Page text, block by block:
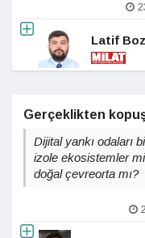
Latif
Gerçeklikten
Dijital yankı odaları
izole ekosistemler
doğal çevreorta mı?